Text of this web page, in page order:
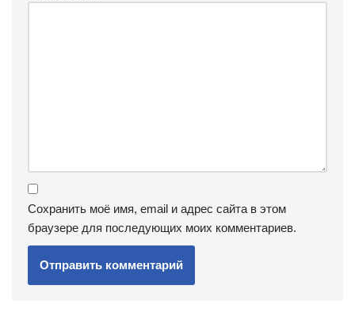
Сохранить моё имя, email и адрес сайта в этом
браузере для последующих моих комментариев.